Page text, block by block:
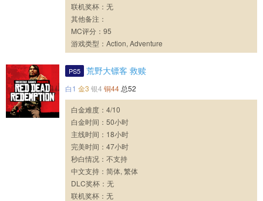
联机奖杯：无
其他备注：
MC评分：95
游戏类型：Action, Adventure
PS5 荒野大镖客 救赎
白1 金3 银4 铜44 总52
白金难度：4/10
白金时间：50小时
主线时间：18小时
完美时间：47小时
秒白情况：不支持
中文支持：简体, 繁体
DLC奖杯：无
联机奖杯：无